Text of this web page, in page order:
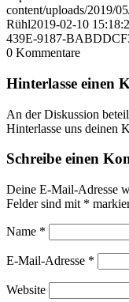
content/uploads/2019/
Rühl2019-02-10
439E-9187-
0 Kommentare
Hinterlasse einen
An der Diskussion
Hinterlasse uns deinen
Schreibe einen
Deine E-Mail-Adresse
Felder sind mit *
Name *
E-Mail-Adresse *
Website